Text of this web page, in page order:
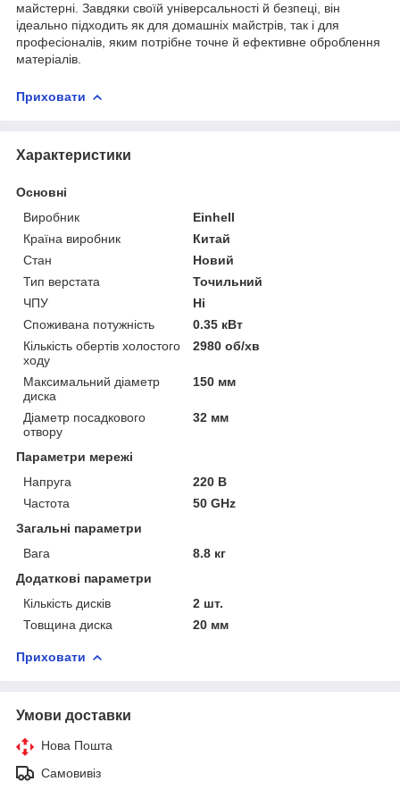
майстерні. Завдяки своїй універсальності й безпеці, він
ідеально підходить як для домашніх майстрів, так і для
професіоналів, яким потрібне точне й ефективне оброблення
матеріалів.
Приховати
Характеристики
Основні
Виробник
Einhell
Країна виробник
Китай
Стан
Новий
Тип верстата
Точильний
ЧПУ
Ні
Споживана потужність
0.35 кВт
Кількість обертів холостого
ходу
2980 об/хв
Максимальний діаметр
диска
150 мм
Діаметр посадкового
отвору
32 мм
Параметри мережі
Напруга
220 В
Частота
50 GHz
Загальні параметри
Вага
8.8 кг
Додаткові параметри
Кількість дисків
2 шт.
Товщина диска
20 мм
Приховати
Умови доставки
Нова Пошта
Самовивіз